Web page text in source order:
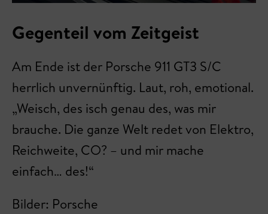
Gegenteil vom Zeitgeist
Am Ende ist der Porsche 911 GT3 S/C
herrlich unvernünftig. Laut, roh, emotional.
„Weisch, des isch genau des, was mir
brauche. Die ganze Welt redet von Elektro,
Reichweite, CO? – und mir mache
einfach… des!“
Bilder: Porsche